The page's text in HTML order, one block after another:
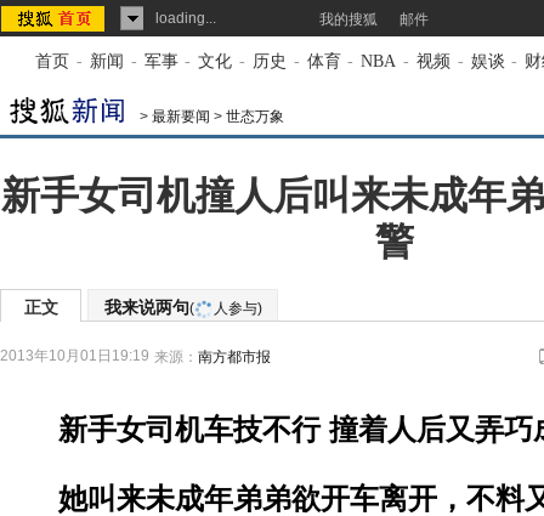
loading... 我的搜狐 邮件
首页 - 新闻 - 军事 - 文化 - 历史 - 体育 - NBA - 视频 - 娱谈 -
> 最新要闻 > 世态万象
新手女司机撞人后叫来未成年
警
正文 我来说两句( 人参与)
2013年10月01日19:19 来源： 南方都市报
新手女司机车技不行 撞着人后又弄巧
她叫来未成年弟弟欲开车离开，不料